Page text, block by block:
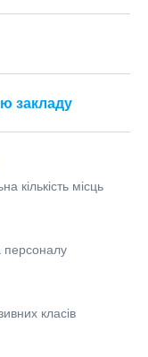
закладу
кількість місць
персоналу
класів